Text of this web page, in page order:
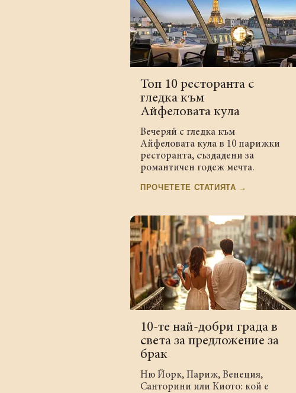
Топ 10 ресторанта с
гледка към
Айфеловата кула
Вечеряй с гледка към
Айфеловата кула в 10 парижки
ресторанта, създадени за
романтичен годеж мечта.
ПРОЧЕТЕТЕ СТАТИЯТА →
10-те най-добри града в
света за предложение за
брак
Ню Йорк, Париж, Венеция,
Санторини или Киото: кой е